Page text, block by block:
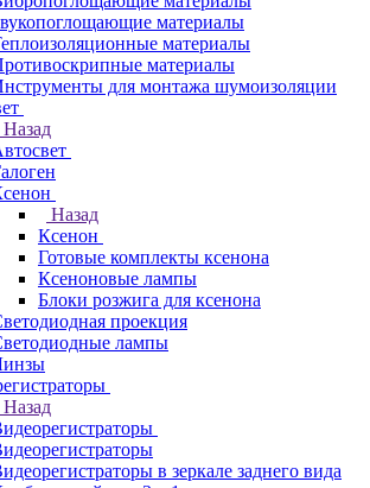
материалы
материалы
материалы
для монтажа шумоизоляции
Назад
Назад
Ксенон
Готовые комплекты ксенона
Ксеноновые лампы
Блоки розжига для ксенона
проекция
лампы
Назад
в зеркале заднего вида